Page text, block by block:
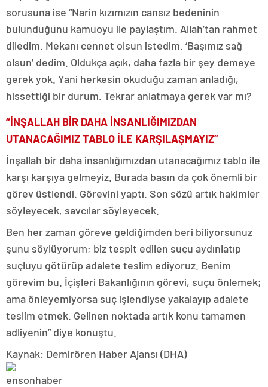
sorusuna ise “Narin kızımızın cansız bedeninin
bulunduğunu kamuoyu ile paylaştım. Allah’tan rahmet
diledim. Mekanı cennet olsun istedim. ‘Başımız sağ
olsun’ dedim. Oldukça açık, daha fazla bir şey demeye
gerek yok. Yani herkesin okuduğu zaman anladığı,
hissettiği bir durum. Tekrar anlatmaya gerek var mı?
“İNŞALLAH BİR DAHA İNSANLIĞIMIZDAN
UTANACAĞIMIZ TABLO İLE KARŞILAŞMAYIZ”
İnşallah bir daha insanlığımızdan utanacağımız tablo ile
karşı karşıya gelmeyiz. Burada basın da çok önemli bir
görev üstlendi. Görevini yaptı. Son sözü artık hakimler
söyleyecek, savcılar söyleyecek.
Ben her zaman göreve geldiğimden beri biliyorsunuz
şunu söylüyorum; biz tespit edilen suçu aydınlatıp
suçluyu götürüp adalete teslim ediyoruz. Benim
görevim bu. İçişleri Bakanlığının görevi, suçu önlemek;
ama önleyemiyorsa suç işlendiyse yakalayıp adalete
teslim etmek. Gelinen noktada artık konu tamamen
adliyenin” diye konuştu.
Kaynak: Demirören Haber Ajansı (DHA)